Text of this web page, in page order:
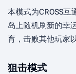
本模式为CROSS互
岛上随机刷新的幸
育，击败其他玩家
狙击模式